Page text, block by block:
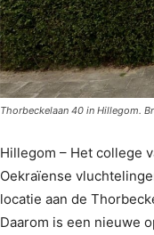
Thorbeckelaan 40 in Hillegom.
Hillegom – Het college
Oekraïense
locatie aan de
Daarom is een nieuwe